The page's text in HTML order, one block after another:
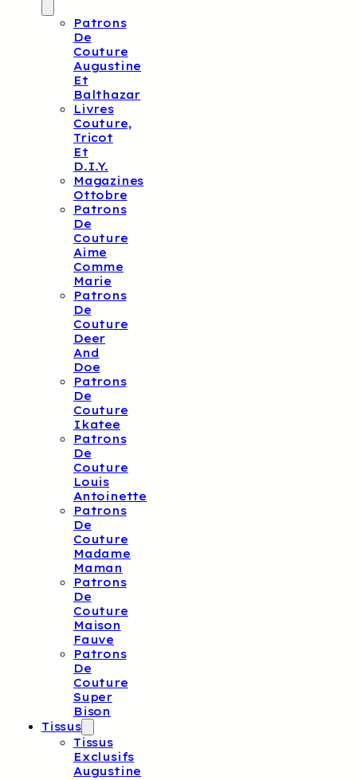
Patrons
De
Couture
Augustine
Et
Balthazar
Livres
Couture,
Tricot
Et
D.I.Y.
Magazines
Ottobre
Patrons
De
Couture
Aime
Comme
Marie
Patrons
De
Couture
Deer
And
Doe
Patrons
De
Couture
Ikatee
Patrons
De
Couture
Louis
Antoinette
Patrons
De
Couture
Madame
Maman
Patrons
De
Couture
Maison
Fauve
Patrons
De
Couture
Super
Bison
Tissus
Tissus
Exclusifs
Augustine